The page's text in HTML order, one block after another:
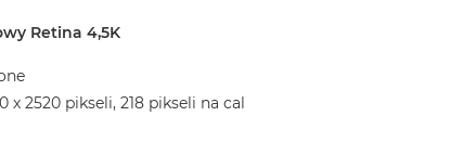
Retina 4,5K
x 2520 pikseli, 218 pikseli na cal